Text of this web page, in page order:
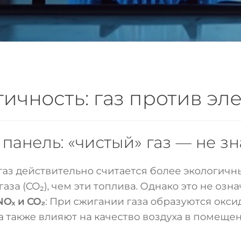
газ против
«чистый» газ — не
действительно считается более
(CO₂), чем эти топлива. Однако это не
и CO₂: При сжигании газа образуются
также влияют на качество воздуха в